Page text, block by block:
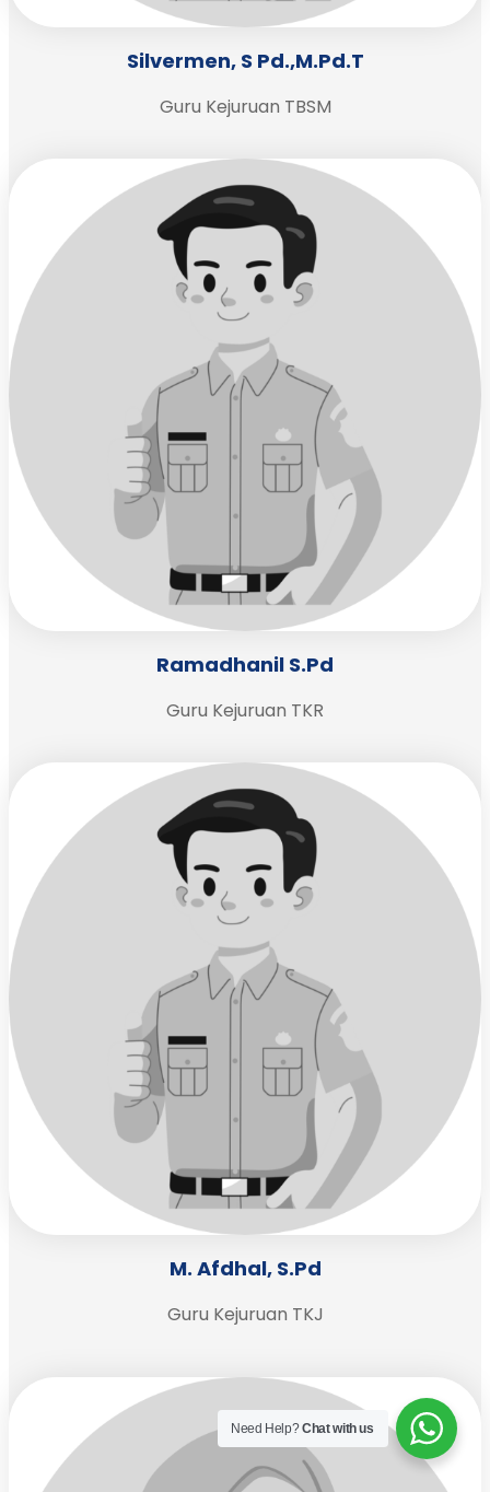
Silvermen, S Pd.,M.Pd.T
Guru Kejuruan TBSM
Ramadhanil S.Pd
Guru Kejuruan TKR
M. Afdhal, S.Pd
Guru Kejuruan TKJ
Need Help?Chat with us